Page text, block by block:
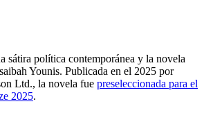
sátira política contemporánea y la novela
Younis. Publicada en el 2025 por
Ltd., la novela fue preseleccionada para el
2025.